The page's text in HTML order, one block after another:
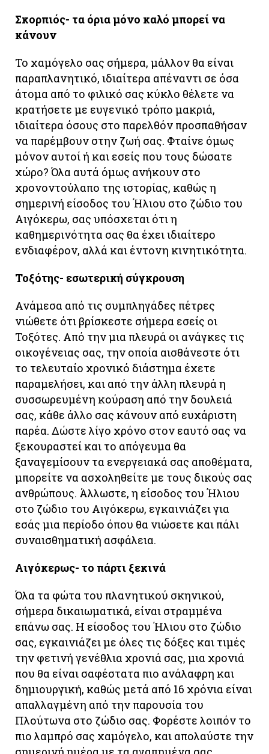
Σκορπιός- τα όρια μόνο καλό μπορεί να
κάνουν
Το χαμόγελο σας σήμερα, μάλλον θα είναι
παραπλανητικό, ιδιαίτερα απέναντι σε όσα
άτομα από το φιλικό σας κύκλο θέλετε να
κρατήσετε με ευγενικό τρόπο μακριά,
ιδιαίτερα όσους στο παρελθόν προσπαθήσαν
να παρέμβουν στην ζωή σας. Φταίνε όμως
μόνον αυτοί ή και εσείς που τους δώσατε
χώρο? Όλα αυτά όμως ανήκουν στο
χρονοντούλαπο της ιστορίας, καθώς η
σημερινή είσοδος του Ήλιου στο ζώδιο του
Αιγόκερω, σας υπόσχεται ότι η
καθημερινότητα σας θα έχει ιδιαίτερο
ενδιαφέρον, αλλά και έντονη κινητικότητα.
Τοξότης- εσωτερική σύγκρουση
Ανάμεσα από τις συμπληγάδες πέτρες
νιώθετε ότι βρίσκεστε σήμερα εσείς οι
Τοξότες. Από την μια πλευρά οι ανάγκες τις
οικογένειας σας, την οποία αισθάνεστε ότι
το τελευταίο χρονικό διάστημα έχετε
παραμελήσει, και από την άλλη πλευρά η
συσσωρευμένη κούραση από την δουλειά
σας, κάθε άλλο σας κάνουν από ευχάριστη
παρέα. Δώστε λίγο χρόνο στον εαυτό σας να
ξεκουραστεί και το απόγευμα θα
ξαναγεμίσουν τα ενεργειακά σας αποθέματα,
μπορείτε να ασχοληθείτε με τους δικούς σας
ανθρώπους. Άλλωστε, η είσοδος του Ήλιου
στο ζώδιο του Αιγόκερω, εγκαινιάζει για
εσάς μια περίοδο όπου θα νιώσετε και πάλι
συναισθηματική ασφάλεια.
Αιγόκερως- το πάρτι ξεκινά
Όλα τα φώτα του πλανητικού σκηνικού,
σήμερα δικαιωματικά, είναι στραμμένα
επάνω σας. Η είσοδος του Ήλιου στο ζώδιο
σας, εγκαινιάζει με όλες τις δόξες και τιμές
την φετινή γενέθλια χρονιά σας, μια χρονιά
που θα είναι σαφέστατα πιο ανάλαφρη και
δημιουργική, καθώς μετά από 16 χρόνια είναι
απαλλαγμένη από την παρουσία του
Πλούτωνα στο ζώδιο σας. Φορέστε λοιπόν το
πιο λαμπρό σας χαμόγελο, και απολαύστε την